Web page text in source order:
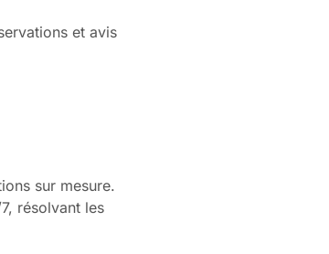
et avis
sur mesure.
résolvant les